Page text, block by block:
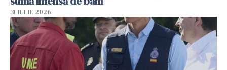
31 IULIE 2026